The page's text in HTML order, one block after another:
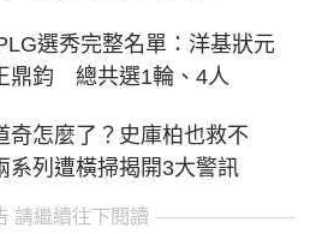
選秀完整名單：洋基狀元
鼎鈞 總共選1輪、4人
奇怎麼了？史庫柏也救不
列遭橫掃揭開3大警訊
請繼續往下閱讀